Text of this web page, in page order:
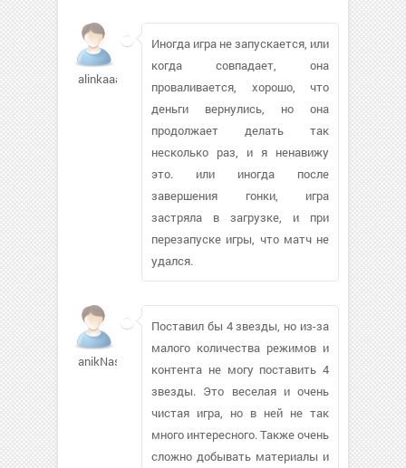
alinkaaa5494
Иногда игра не запускается, или
когда совпадает, она
проваливается, хорошо, что
деньги вернулись, но она
продолжает делать так
несколько раз, и я ненавижу
это. или иногда после
завершения гонки, игра
застряла в загрузке, и при
перезапуске игры, что матч не
удался.
anikNason111
Поставил бы 4 звезды, но из-за
малого количества режимов и
контента не могу поставить 4
звезды. Это веселая и очень
чистая игра, но в ней не так
много интересного. Также очень
сложно добывать материалы и